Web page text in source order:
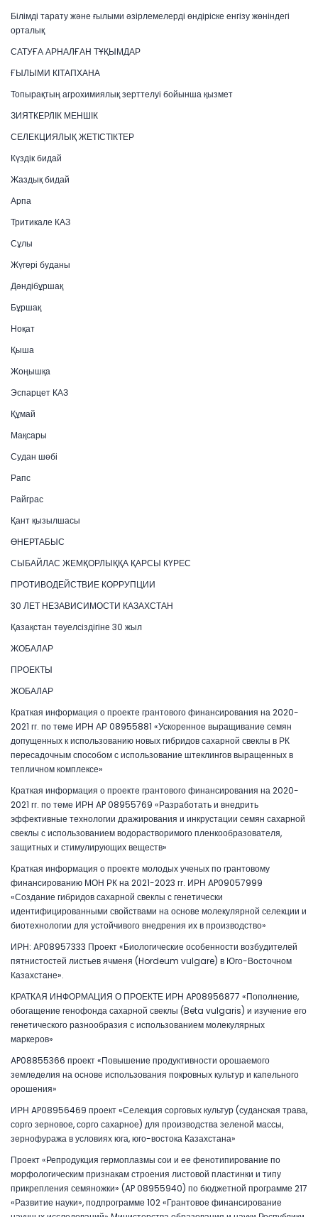
Білімді тарату және ғылыми әзірлемелерді өндіріске енгізу жөніндегі
орталық
САТУҒА АРНАЛҒАН ТҰҚЫМДАР
ҒЫЛЫМИ КІТАПХАНА
Топырақтың агрохимиялық зерттелуі бойынша қызмет
ЗИЯТКЕРЛІК МЕНШІК
СЕЛЕКЦИЯЛЫҚ ЖЕТІСТІКТЕР
Күздік бидай
Жаздық бидай
Арпа
Тритикале КАЗ
Сұлы
Жүгері буданы
Дәндібұршақ
Бұршақ
Ноқат
Қыша
Жоңышқа
Эспарцет КАЗ
Құмай
Мақсары
Судан шөбі
Рапс
Райграс
Қант қызылшасы
ӨНЕРТАБЫС
СЫБАЙЛАС ЖЕМҚОРЛЫҚҚА ҚАРСЫ КҮРЕС
ПРОТИВОДЕЙСТВИЕ КОРРУПЦИИ
30 ЛЕТ НЕЗАВИСИМОСТИ КАЗАХСТАН
Қазақстан тәуелсіздігіне 30 жыл
ЖОБАЛАР
ПРОЕКТЫ
ЖОБАЛАР
Краткая информация о проекте грантового финансирования на 2020-
2021 гг. по теме ИРН АР 08955881 «Ускоренное выращивание семян
допущенных к использованию новых гибридов сахарной свеклы в РК
пересадочным способом с использование штеклингов выращенных в
тепличном комплексе»
Краткая информация о проекте грантового финансирования на 2020-
2021 гг. по теме ИРН AP 08955769 «Разработать и внедрить
эффективные технологии дражирования и инкрустации семян сахарной
свеклы с использованием водорастворимого пленкообразователя,
защитных и стимулирующих веществ»
Краткая информация о проекте молодых ученых по грантовому
финансированию МОН РК на 2021-2023 гг. ИРН AP09057999
«Создание гибридов сахарной свеклы с генетически
идентифицированными свойствами на основе молекулярной селекции и
биотехнологии для устойчивого внедрения их в производство»
ИРН: AP08957333 Проект «Биологические особенности возбудителей
пятнистостей листьев ячменя (Hordeum vulgare) в Юго-Восточном
Казахстане».
КРАТКАЯ ИНФОРМАЦИЯ О ПРОЕКТЕ ИРН AP08956877 «Пополнение,
обогащение генофонда сахарной свеклы (Beta vulgaris) и изучение его
генетического разнообразия с использованием молекулярных
маркеров»
AP08855366 проект «Повышение продуктивности орошаемого
земледелия на основе использования покровных культур и капельного
орошения»
ИРН AP08956469 проект «Селекция сорговых культур (суданская трава,
сорго зерновое, сорго сахарное) для производства зеленой массы,
зернофуража в условиях юга, юго-востока Казахстана»
Проект «Репродукция гермоплазмы сои и ее фенотипирование по
морфологическим признакам строения листовой пластинки и типу
прикрепления семяножки» (AP 08955940) по бюджетной программе 217
«Развитие науки», подпрограмме 102 «Грантовое финансирование